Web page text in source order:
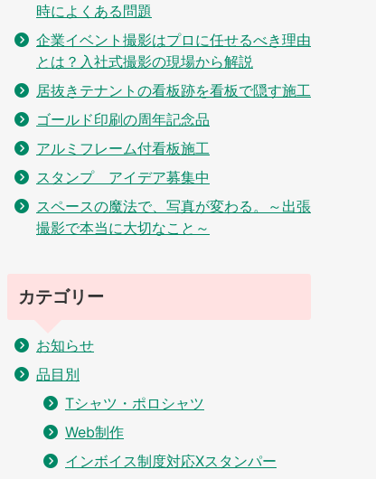
時によくある問題
企業イベント撮影はプロに任せるべき理由
とは？入社式撮影の現場から解説
居抜きテナントの看板跡を看板で隠す施工
ゴールド印刷の周年記念品
アルミフレーム付看板施工
スタンプ アイデア募集中
スペースの魔法で、写真が変わる。～出張
撮影で本当に大切なこと～
カテゴリー
お知らせ
品目別
Tシャツ・ポロシャツ
Web制作
インボイス制度対応Xスタンパー